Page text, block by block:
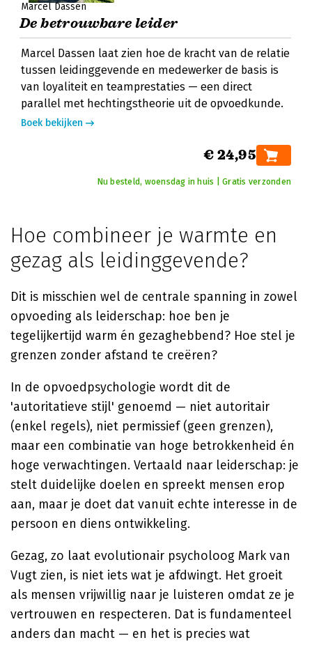
Marcel Dassen
De betrouwbare leider
Marcel Dassen laat zien hoe de kracht van de relatie
tussen leidinggevende en medewerker de basis is
van loyaliteit en teamprestaties — een direct
parallel met hechtingstheorie uit de opvoedkunde.
Boek bekijken
€ 24,95
Nu besteld, woensdag in huis | Gratis verzonden
Hoe combineer je warmte en
gezag als leidinggevende?
Dit is misschien wel de centrale spanning in zowel
opvoeding als leiderschap: hoe ben je
tegelijkertijd warm én gezaghebbend? Hoe stel je
grenzen zonder afstand te creëren?
In de opvoedpsychologie wordt dit de
'autoritatieve stijl' genoemd — niet autoritair
(enkel regels), niet permissief (geen grenzen),
maar een combinatie van hoge betrokkenheid én
hoge verwachtingen. Vertaald naar leiderschap: je
stelt duidelijke doelen en spreekt mensen erop
aan, maar je doet dat vanuit echte interesse in de
persoon en diens ontwikkeling.
Gezag, zo laat evolutionair psycholoog Mark van
Vugt zien, is niet iets wat je afdwingt. Het groeit
als mensen vrijwillig naar je luisteren omdat ze je
vertrouwen en respecteren. Dat is fundamenteel
anders dan macht — en het is precies wat